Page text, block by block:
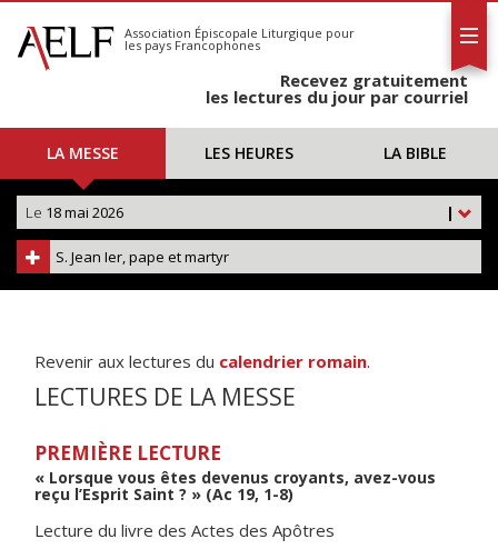
S'abonner
Calendrier
Association Épiscopale Liturgique pour
les pays Francophones
Recevez gratuitement
les lectures du jour par courriel
LA MESSE LES HEURES LA BIBLE
|
Le 18 mai 2026
S. Jean Ier, pape et martyr
Revenir aux lectures du calendrier romain.
LECTURES DE LA MESSE
PREMIÈRE LECTURE
« Lorsque vous êtes devenus croyants, avez-vous
reçu l’Esprit Saint ? » (Ac 19, 1-8)
Lecture du livre des Actes des Apôtres